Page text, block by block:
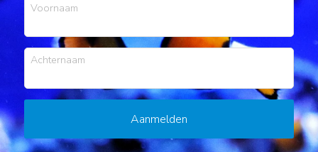
Voornaam
Achternaam